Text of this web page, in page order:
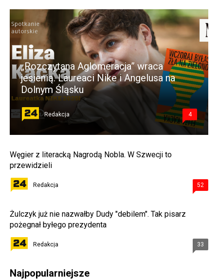
„Rozczytana Aglomeracja” wraca
jesienią. Laureaci Nike i Angelusa na
Dolnym Śląsku
Redakcja 4
Węgier z literacką Nagrodą Nobla. W Szwecji to
przewidzieli
Redakcja 52
Żulczyk już nie nazwałby Dudy "debilem". Tak pisarz
pożegnał byłego prezydenta
Redakcja 33
Najpopularniejsze